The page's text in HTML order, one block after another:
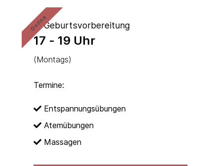
Online
* Geburtsvorbereitung
17 - 19 Uhr
(Montags)
Termine:
Entspannungsübungen
Atemübungen
Massagen